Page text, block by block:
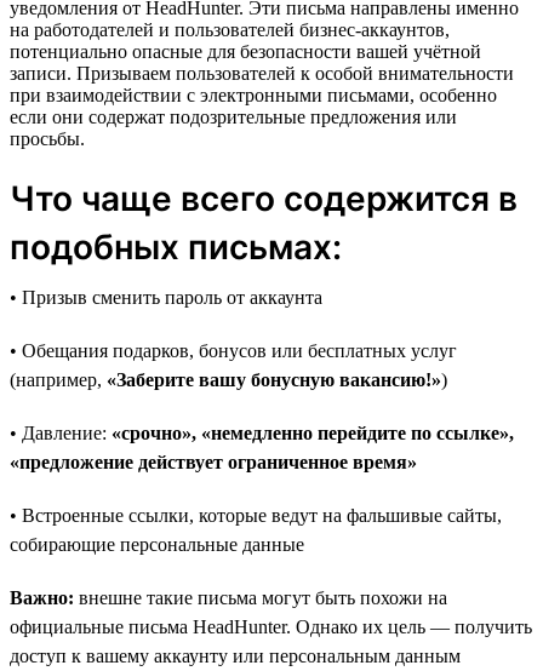
уведомления от HeadHunter. Эти письма направлены именно
на работодателей и пользователей бизнес-аккаунтов,
потенциально опасные для безопасности вашей учётной
записи. Призываем пользователей к особой внимательности
при взаимодействии с электронными письмами, особенно
если они содержат подозрительные предложения или
просьбы.
Что чаще всего содержится в
подобных письмах:
• Призыв сменить пароль от аккаунта
• Обещания подарков, бонусов или бесплатных услуг
(например, «Заберите вашу бонусную вакансию!»)
• Давление: «срочно», «немедленно перейдите по ссылке»,
«предложение действует ограниченное время»
• Встроенные ссылки, которые ведут на фальшивые сайты,
собирающие персональные данные
Важно: внешне такие письма могут быть похожи на
официальные письма HeadHunter. Однако их цель — получить
доступ к вашему аккаунту или персональным данным